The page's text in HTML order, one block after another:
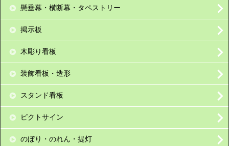
懸垂幕・横断幕・タペストリー
掲示板
木彫り看板
装飾看板・造形
スタンド看板
ピクトサイン
のぼり・のれん・提灯